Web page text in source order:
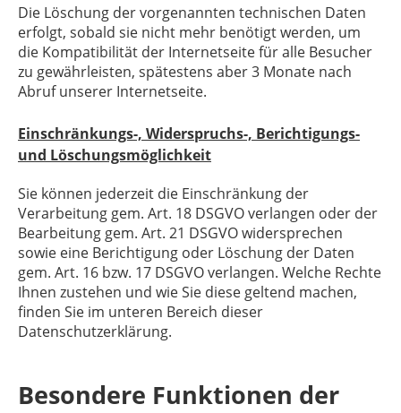
Die Löschung der vorgenannten technischen Daten
erfolgt, sobald sie nicht mehr benötigt werden, um
die Kompatibilität der Internetseite für alle Besucher
zu gewährleisten, spätestens aber 3 Monate nach
Abruf unserer Internetseite.
Einschränkungs-, Widerspruchs-, Berichtigungs-
und Löschungsmöglichkeit
Sie können jederzeit die Einschränkung der
Verarbeitung gem. Art. 18 DSGVO verlangen oder der
Bearbeitung gem. Art. 21 DSGVO widersprechen
sowie eine Berichtigung oder Löschung der Daten
gem. Art. 16 bzw. 17 DSGVO verlangen. Welche Rechte
Ihnen zustehen und wie Sie diese geltend machen,
finden Sie im unteren Bereich dieser
Datenschutzerklärung.
Besondere Funktionen der